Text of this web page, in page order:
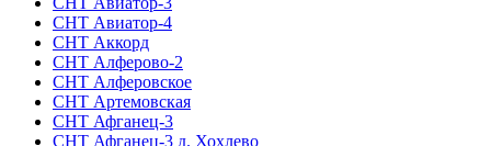
СНТ Авиатор-4
СНТ Аккорд
СНТ Алферово-2
СНТ Алферовское
СНТ Артемовская
СНТ Афганец-3
СНТ Афганец-3 д. Хохлево